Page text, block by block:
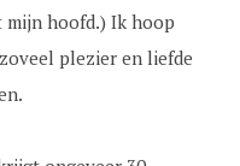
hoofd.) Ik hoop
plezier en liefde